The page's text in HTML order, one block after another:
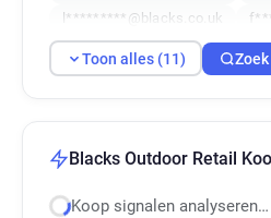
l*********@blacks.co.uk
v*******@blacks.co.uk
p***********@blacks.co.uk
Toon alles (11)
Blacks Outdoor Retail
Koop signalen analyseren…